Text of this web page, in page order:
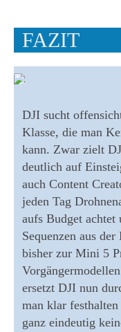
FAZIT
DJI sucht
Klasse, die man
kann. Zwar zielt
deutlich auf
auch Content
jeden Tag
aufs Budget achtet
Sequenzen aus
bisher zur Mini 5
ersetzt DJI nun
man klar
ganz eindeutig